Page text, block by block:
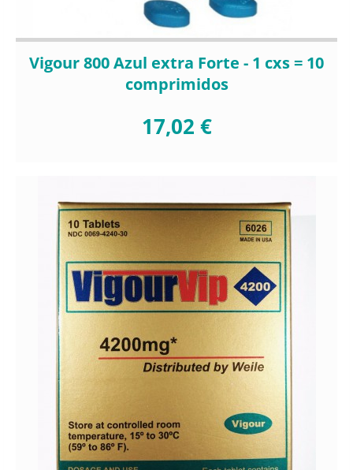
Vigour 800 Azul extra Forte - 1 cxs = 10
comprimidos
17,02 €